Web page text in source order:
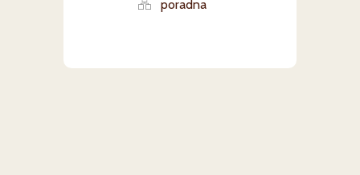
poradna